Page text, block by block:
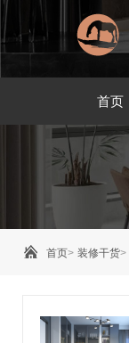
首页
首页> 装修干货>